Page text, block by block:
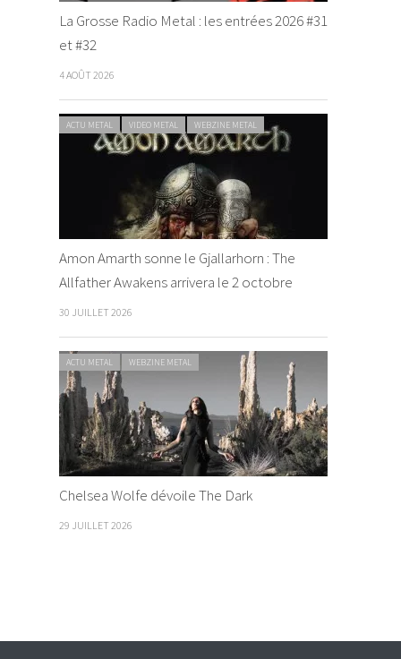
La Grosse Radio Metal : les entrées 2026 #31
et #32
4 AOÛT 2026
ACTU METAL VIDEO METAL WEBZINE METAL
Amon Amarth sonne le Gjallarhorn : The
Allfather Awakens arrivera le 2 octobre
30 JUILLET 2026
ACTU METAL WEBZINE METAL
Chelsea Wolfe dévoile The Dark
29 JUILLET 2026